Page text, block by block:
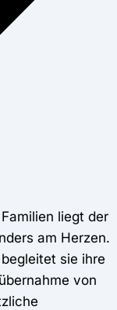
liegt der
am Herzen.
sie ihre
von